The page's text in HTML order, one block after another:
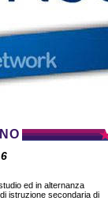
ed in alternanza
istruzione secondaria di